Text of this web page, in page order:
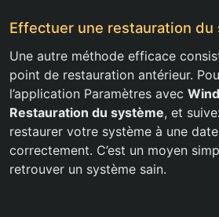
Effectuer une restauration du
Une autre méthode efficace
point de restauration antérieur.
l’application Paramètres avec
Restauration du système, et
restaurer votre système à une
correctement. C’est un moyen
retrouver un système sain.